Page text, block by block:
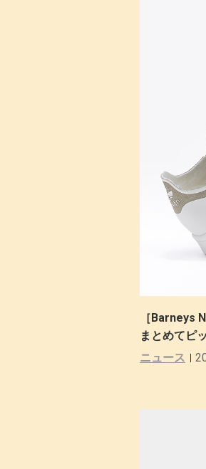
［Barneys
まとめてピ
ニュース